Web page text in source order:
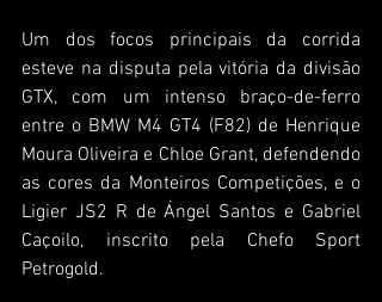
Um dos focos principais da corrida
esteve na disputa pela vitória da divisão
GTX, com um intenso braço-de-ferro
entre o BMW M4 GT4 (F82) de Henrique
Moura Oliveira e Chloe Grant, defendendo
as cores da Monteiros Competições, e o
Ligier JS2 R de Ángel Santos e Gabriel
Caçoilo, inscrito pela Chefo Sport
Petrogold.